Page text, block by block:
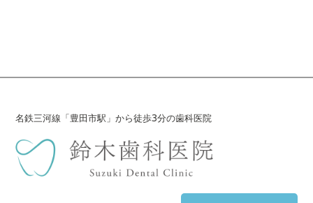
名鉄三河線「豊田市駅」から徒歩3分の歯科医院